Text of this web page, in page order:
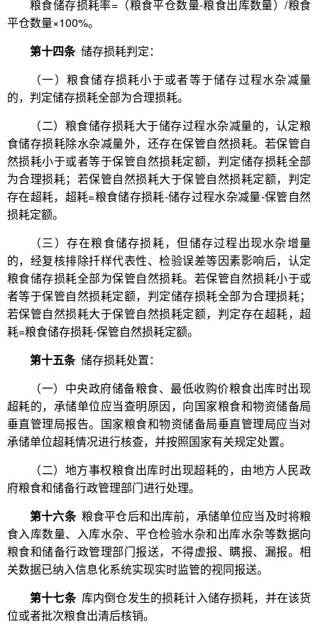
粮食储存损耗率=（粮食平仓数量-粮食出库数量）/粮食
平仓数量×100%。
第十四条储存损耗判定：
（一）粮食储存损耗小于或者等于储存过程水杂减量
的，判定储存损耗全部为合理损耗。
（二）粮食储存损耗大于储存过程水杂减量的，认定粮
食储存损耗除水杂减量外，还存在保管自然损耗。若保管自
然损耗小于或者等于保管自然损耗定额，判定储存损耗全部
为合理损耗；若保管自然损耗大于保管自然损耗定额，判定
存在超耗，超耗=粮食储存损耗-储存过程水杂减量-保管自然
损耗定额。
（三）存在粮食储存损耗，但储存过程出现水杂增量
的，经复核排除扦样代表性、检验误差等因素影响后，认定
粮食储存损耗全部为保管自然损耗。若保管自然损耗小于或
者等于保管自然损耗定额，判定储存损耗全部为合理损耗；
若保管自然损耗大于保管自然损耗定额，判定存在超耗，超
耗=粮食储存损耗-保管自然损耗定额。
第十五条储存损耗处置：
（一）中央政府储备粮食、最低收购价粮食出库时出现
超耗的，承储单位应当查明原因，向国家粮食和物资储备局
垂直管理局报告。国家粮食和物资储备局垂直管理局应当对
承储单位超耗情况进行核查，并按照国家有关规定处置。
（二）地方事权粮食出库时出现超耗的，由地方人民政
府粮食和储备行政管理部门进行处理。
第十六条粮食平仓后和出库前，承储单位应当及时将粮
食入库数量、入库水杂、平仓检验水杂和出库水杂等数据向
粮食和储备行政管理部门报送，不得虚报、瞒报、漏报。相
关数据已纳入信息化系统实现实时监管的视同报送。
第十七条库内倒仓发生的损耗计入储存损耗，并在该货
位或者批次粮食出清后核销。